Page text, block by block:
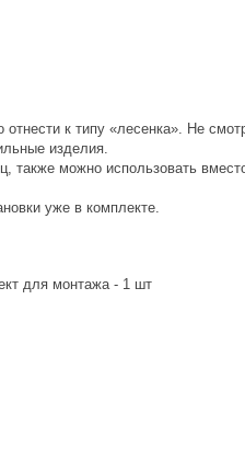
к типу «лесенка». Не
изделия.
также можно использовать
уже в комплекте.
для монтажа - 1 шт